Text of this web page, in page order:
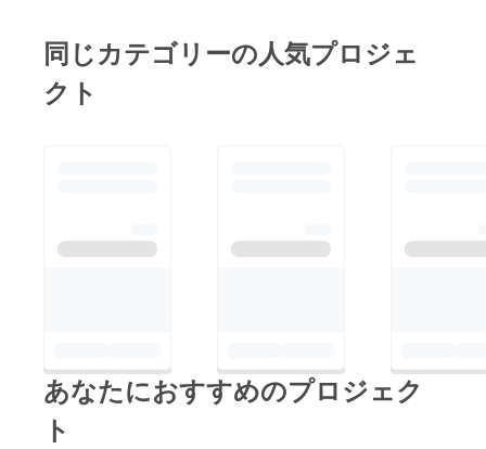
同じカテゴリーの人気プロジェ
クト
あなたにおすすめのプロジェク
ト